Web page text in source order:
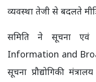
व्यवस्था तेजी से बदलते
समिति ने सूचना एवं
Information and
सूचना प्रौद्योगिकी